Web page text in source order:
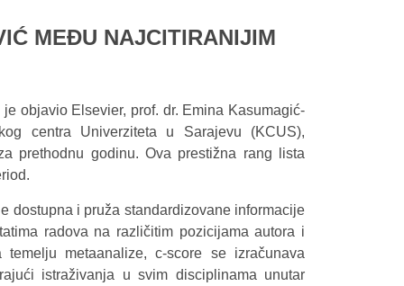
MEĐU NAJCITIRANIJIM
objavio Elsevier, prof. dr. Emina Kasumagić-
centra Univerziteta u Sarajevu (KCUS),
prethodnu godinu. Ova prestižna rang lista
dostupna i pruža standardizovane informacije
radova na različitim pozicijama autora i
metaanalize, c-score se izračunava
istraživanja u svim disciplinama unutar